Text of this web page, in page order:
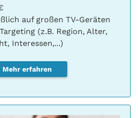
auf großen TV-Geräten
(z.B. Region, Alter,
Interessen,...)
Mehr erfahren